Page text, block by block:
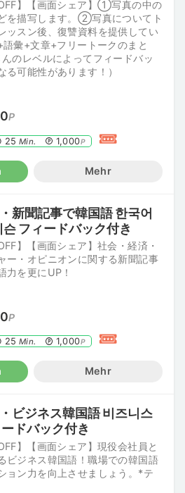
OFF】【画面シェア】①写真の中の
を描写します。②写真についてト
ッスン後、復讐資料を提供してい
語彙+文章+フリートークのまと
のレベルによってフィードバッ
る可能性があります！）
P
25 Min. 1,000P
Mehr
新聞記事で韓国語 한국어
슨 フィードバック付き
】【画面シェア】社会・経済・
ー・オピニオンに関する新聞記事
力を更にUP！
P
25 Min. 1,000P
Mehr
ビジネス韓国語 비즈니스
ドバック付き
】【画面シェア】現役会社員と
ビジネス韓国語！職場での韓国語
ョン力を向上させましょう。*テ